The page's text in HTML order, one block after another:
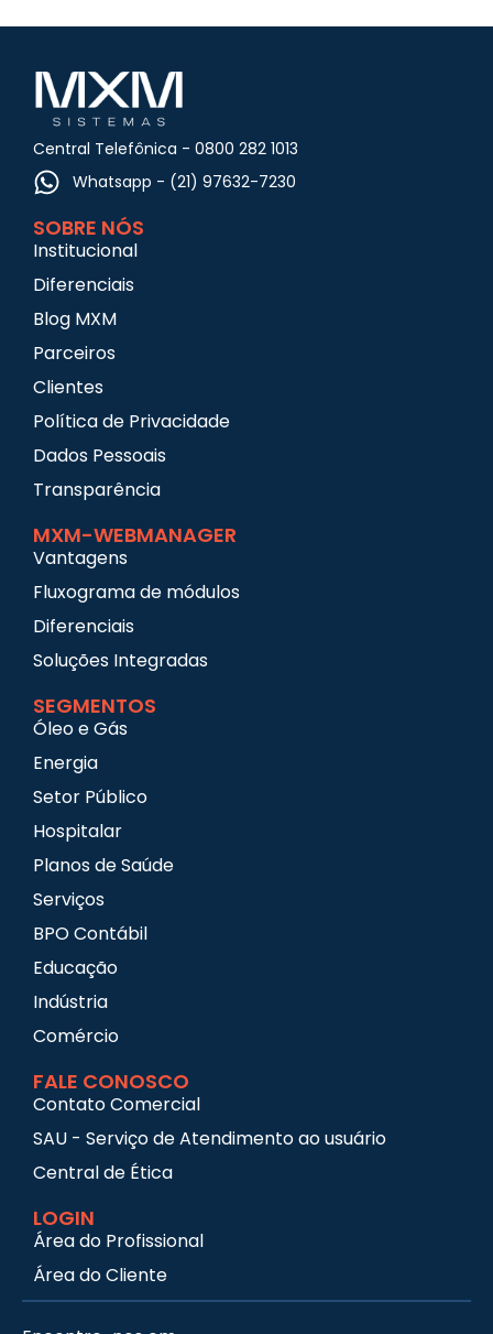
Central Telefônica - 0800 282 1013
Whatsapp - (21) 97632-7230
SOBRE NÓS
Institucional
Diferenciais
Blog MXM
Parceiros
Clientes
Política de Privacidade
Dados Pessoais
Transparência
MXM-WEBMANAGER
Vantagens
Fluxograma de módulos
Diferenciais
Soluções Integradas
SEGMENTOS
Óleo e Gás
Energia
Setor Público
Hospitalar
Planos de Saúde
Serviços
BPO Contábil
Educação
Indústria
Comércio
FALE CONOSCO
Contato Comercial
SAU - Serviço de Atendimento ao usuário
Central de Ética
LOGIN
Área do Profissional
Área do Cliente